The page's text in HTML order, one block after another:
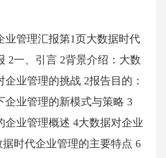
业管理汇报第1页大数据时代
2一、引言 2背景介绍：大数
业管理的挑战 2报告目的：
企业管理的新模式与策略 3
企业管理概述 4大数据对企业
时代企业管理的主要特点 6